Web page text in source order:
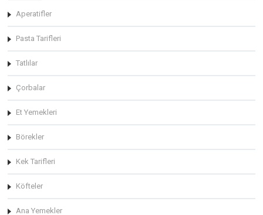
Aperatifler
Pasta Tarifleri
Tatlılar
Çorbalar
Et Yemekleri
Börekler
Kek Tarifleri
Köfteler
Ana Yemekler